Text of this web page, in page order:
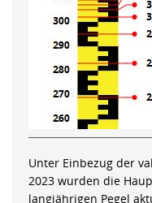
Unter Einbezug der
2023 wurden die
langjährigen Pegel